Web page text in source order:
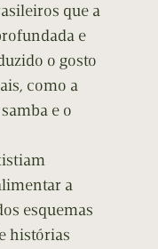
que a
e
o gosto
como a
e o
a
esquemas
histórias